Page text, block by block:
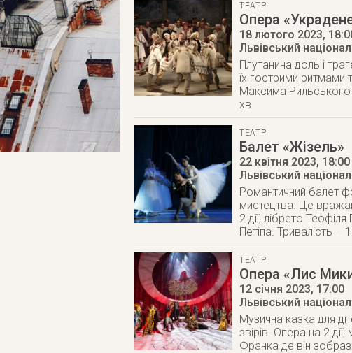
ТЕАТР
Опера
18 лютого 2023,
Львівський
Плутанина доль і
їх гострими ритмами
Максима
хв
ТЕАТР
Балет «Жізель»
22 квітня 2023, 18:00
Львівський
Романтичний балет
мистецтва. Це
2 дії, лібрето
Петіпа. Тривалість –
ТЕАТР
Опера «Лис
12 січня 2023, 17:00
Львівський
Музична казка для
звірів. Опера на 2
Франка де він